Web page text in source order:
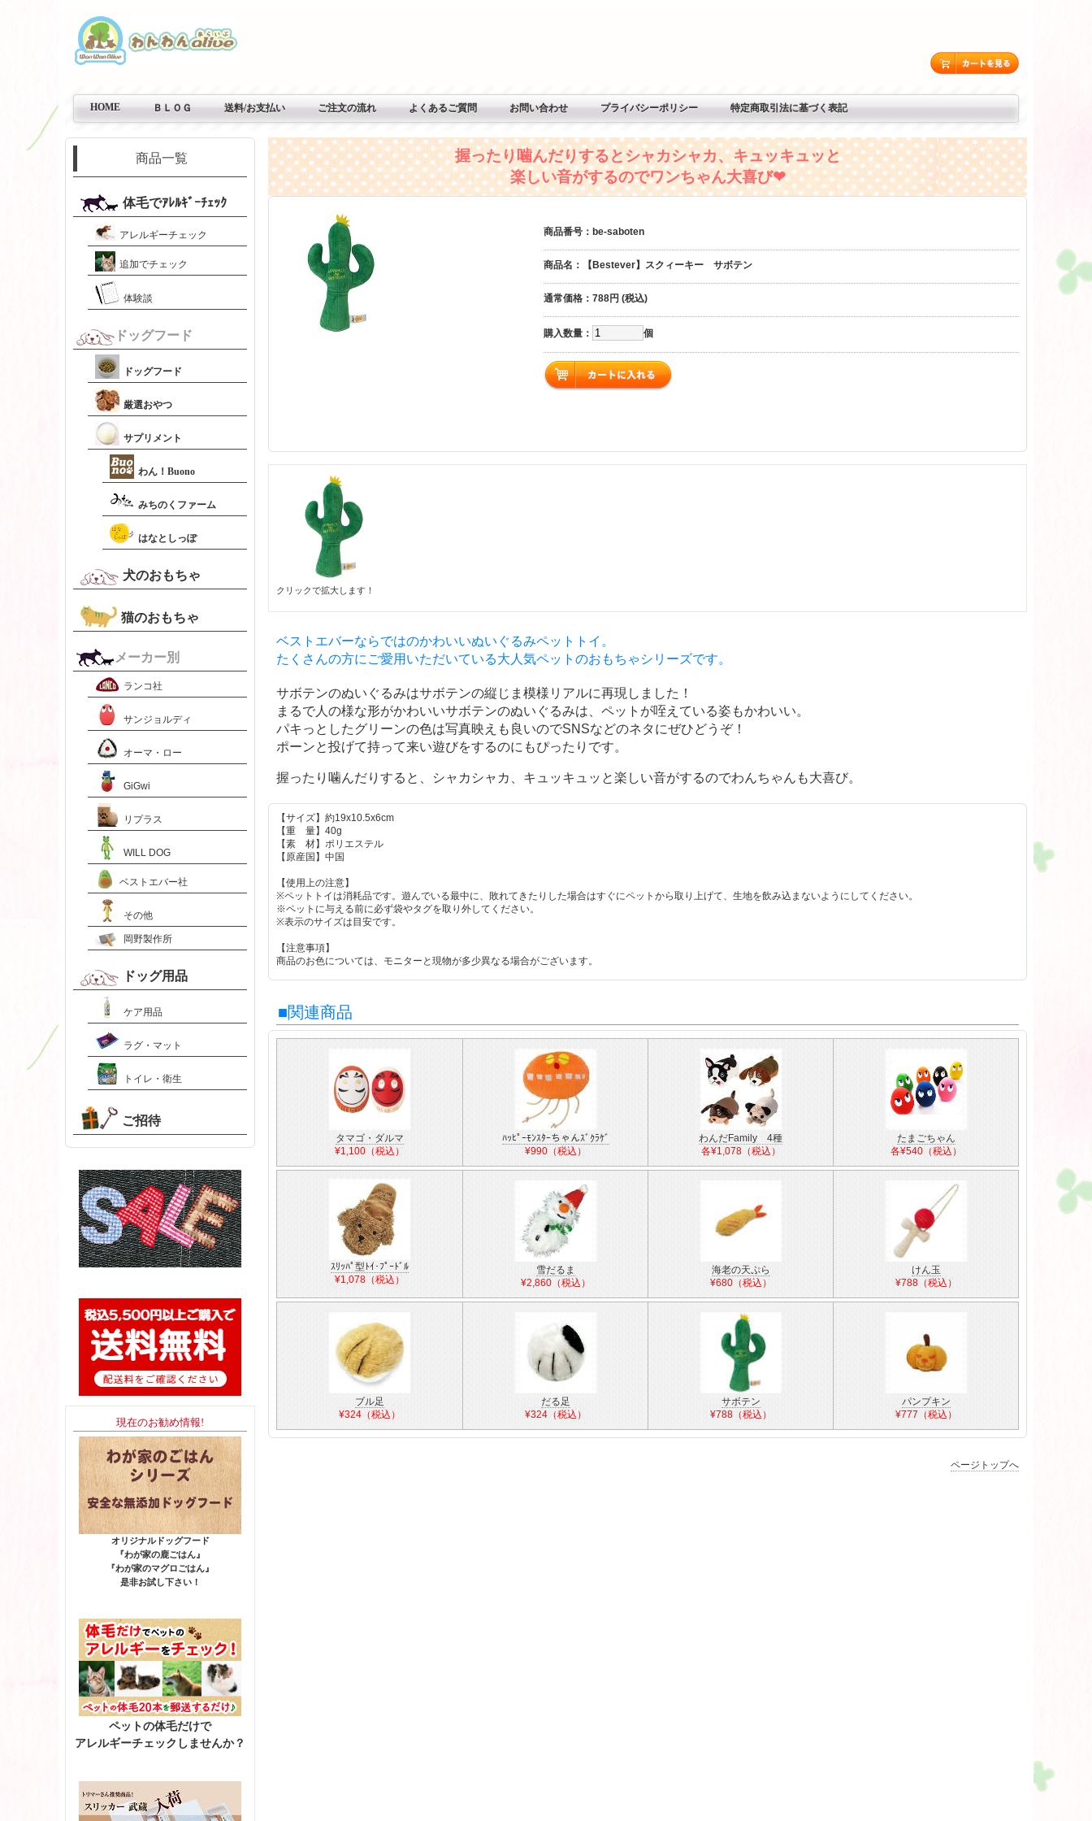
HOME ＢＬＯＧ 送料/お支払い ご注文の流れ よくあるご質問 お問い合わせ プライバシーポリシー 特定商取引法に基づく表記
握ったり噛んだりするとシャカシャカ、キュッキュッと
楽しい音がするのでワンちゃん大喜び❤
商品番号 ：be-saboten
商品名 ：【Bestever】スクィーキー サボテン
通常価格 ：788円 (税込)
購入数量 ： 個
クリックで拡大します！
ベストエバーならではのかわいいぬいぐるみペットトイ。
たくさんの方にご愛用いただいている大人気ペットのおもちゃシリーズです。
サボテンのぬいぐるみはサボテンの縦じま模様リアルに再現しました！
まるで人の様な形がかわいいサボテンのぬいぐるみは、ペットが咥えている姿もかわいい。
パキっとしたグリーンの色は写真映えも良いのでSNSなどのネタにぜひどうぞ！
ポーンと投げて持って来い遊びをするのにもぴったりです。
握ったり噛んだりすると、シャカシャカ、キュッキュッと楽しい音がするのでわんちゃんも大喜び。
【サイズ】約19x10.5x6cm
【重 量】40g
【素 材】ポリエステル
【原産国】中国
【使用上の注意】
※ペットトイは消耗品です。遊んでいる最中に、敗れてきたりした場合はすぐにペットから取り上げて、生地を飲み込まないようにしてください。
※ペットに与える前に必ず袋やタグを取り外してください。
※表示のサイズは目安です。
【注意事項】
商品のお色については、モニターと現物が多少異なる場合がございます。
■関連商品
タマゴ・ダルマ
¥1,100（税込）
ﾊｯﾋﾟｰﾓﾝｽﾀｰちゃんｽﾞｸﾗｹﾞ
¥990（税込）
わんだFamily 4種
各¥1,078（税込）
たまごちゃん
各¥540（税込）
ｽﾘｯﾊﾟ型ﾄｲ･ﾌﾟｰﾄﾞﾙ
¥1,078（税込）
雪だるま
¥2,860（税込）
海老の天ぷら
¥680（税込）
けん玉
¥788（税込）
ブル足
¥324（税込）
だる足
¥324（税込）
サボテン
¥788（税込）
パンプキン
¥777（税込）
ページトップへ
商品一覧
体毛でｱﾚﾙｷﾞｰﾁｪｯｸ
アレルギーチェック
追加でチェック
体験談
ドッグフード
ドッグフード
厳選おやつ
サプリメント
わん！Buono
みちのくファーム
はなとしっぽ
犬のおもちゃ
猫のおもちゃ
メーカー別
ランコ社
サンジョルディ
オーマ・ロー
GiGwi
リプラス
WILL DOG
ベストエバー社
その他
岡野製作所
ドッグ用品
ケア用品
ラグ・マット
トイレ・衛生
ご招待
現在のお勧め情報!
オリジナルドッグフード
『わが家の鹿ごはん』
『わが家のマグロごはん』
是非お試し下さい！
ペットの体毛だけで
アレルギーチェックしませんか？